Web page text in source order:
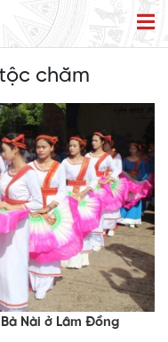
chăm
Nài ở Lâm Đồng